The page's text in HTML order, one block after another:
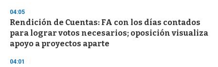
d
s
04:05
Rendición de Cuentas: FA con los días contados
para lograr votos necesarios; oposición visualiza
apoyo a proyectos aparte
04:01